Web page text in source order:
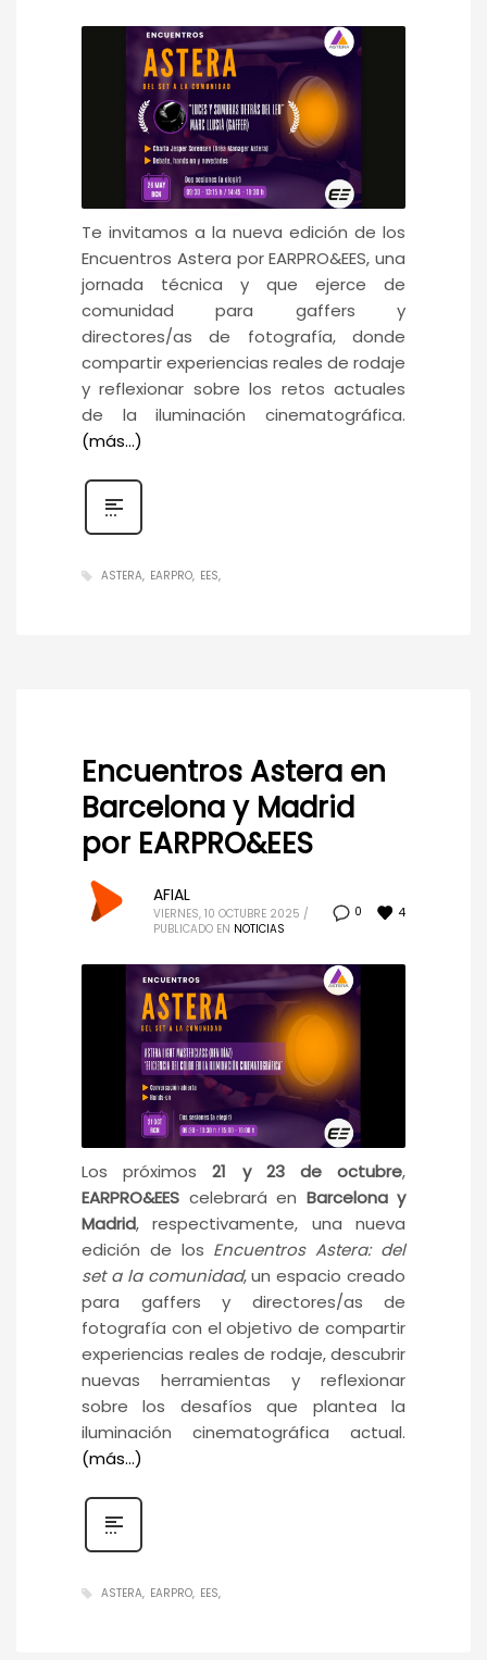
Te invitamos a la nueva edición de los
Encuentros Astera por EARPRO&EES, una
jornada técnica y que ejerce de
comunidad para gaffers y
directores/as de fotografía, donde
compartir experiencias reales de rodaje
y reflexionar sobre los retos actuales
de la iluminación cinematográfica.
(más…)
ASTERA EARPRO EES
Encuentros Astera en
Barcelona y Madrid
por EARPRO&EES
0 4
AFIAL
VIERNES, 10 OCTUBRE 2025 /
PUBLICADO EN NOTICIAS
Los próximos21 y 23 de octubre,
EARPRO&EES celebrará en Barcelona y
Madrid, respectivamente, una nueva
edición de los Encuentros Astera: del
set a la comunidad, un espacio creado
para gaffers y directores/as de
fotografía con el objetivo de compartir
experiencias reales de rodaje, descubrir
nuevas herramientas y reflexionar
sobre los desafíos que plantea la
iluminación cinematográfica actual.
(más…)
ASTERA EARPRO EES